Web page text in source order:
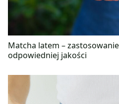
Matcha latem –
odpowiedniej jakości